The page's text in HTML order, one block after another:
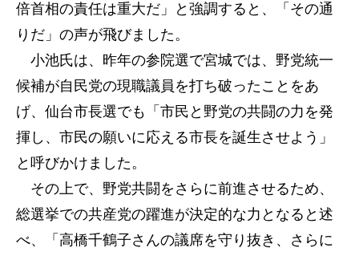
倍首相の責任は重大だ」と強調すると、「その通
りだ」の声が飛びました。
小池氏は、昨年の参院選で宮城では、野党統一
候補が自民党の現職議員を打ち破ったことをあ
げ、仙台市長選でも「市民と野党の共闘の力を発
揮し、市民の願いに応える市長を誕生させよう」
と呼びかけました。
その上で、野党共闘をさらに前進させるため、
総選挙での共産党の躍進が決定的な力となると述
べ、「高橋千鶴子さんの議席を守り抜き、さらに